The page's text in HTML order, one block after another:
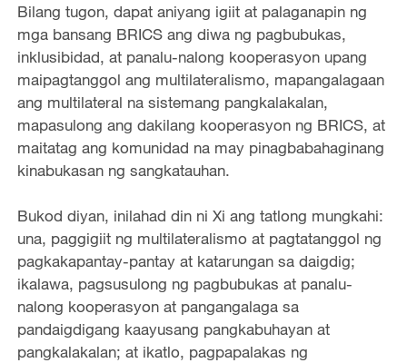
Bilang tugon, dapat aniyang igiit at palaganapin ng
mga bansang BRICS ang diwa ng pagbubukas,
inklusibidad, at panalu-nalong kooperasyon upang
maipagtanggol ang multilateralismo, mapangalagaan
ang multilateral na sistemang pangkalakalan,
mapasulong ang dakilang kooperasyon ng BRICS, at
maitatag ang komunidad na may pinagbabahaginang
kinabukasan ng sangkatauhan.
Bukod diyan, inilahad din ni Xi ang tatlong mungkahi:
una, paggigiit ng multilateralismo at pagtatanggol ng
pagkakapantay-pantay at katarungan sa daigdig;
ikalawa, pagsusulong ng pagbubukas at panalu-
nalong kooperasyon at pangangalaga sa
pandaigdigang kaayusang pangkabuhayan at
pangkalakalan; at ikatlo, pagpapalakas ng